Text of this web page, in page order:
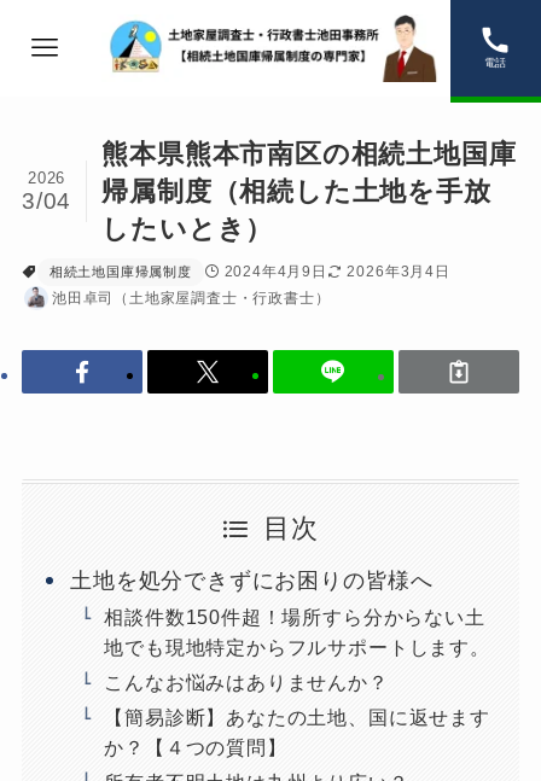
電話
熊本県熊本市南区の相続土地国庫
帰属制度（相続した土地を手放
したいとき）
2026
3/04
相続土地国庫帰属制度 2024年4月9日
2026年3月4日
池田卓司（土地家屋調査士・行政書士）
目次
土地を処分できずにお困りの皆様へ
相談件数150件超！場所すら分からない土
地でも現地特定からフルサポートします。
こんなお悩みはありませんか？
【簡易診断】あなたの土地、国に返せます
か？【４つの質問】